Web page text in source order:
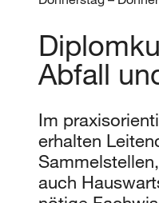
Abfall
Im
erhalten
auch